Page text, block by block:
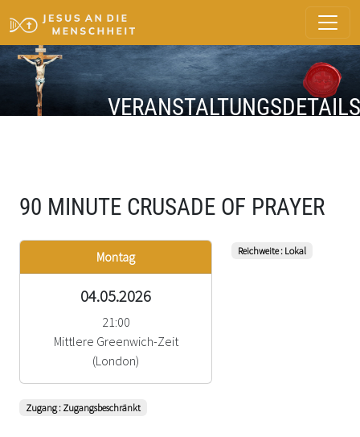
90 MINUTE CRUSADE OF PRAYER
Montag
04.05.2026
21:00
Mittlere Greenwich-Zeit
(London)
Reichweite : Lokal
Zugang : Zugangsbeschränkt